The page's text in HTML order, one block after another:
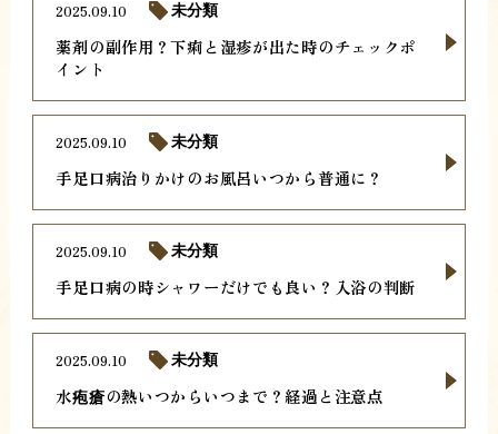
薬剤の副作用？下痢と湿疹が出た時のチェックポ
イント
2025.09.10 未分類
手足口病治りかけのお風呂いつから普通に？
2025.09.10 未分類
手足口病の時シャワーだけでも良い？入浴の判断
2025.09.10 未分類
水疱瘡の熱いつからいつまで？経過と注意点
2025.09.10 未分類